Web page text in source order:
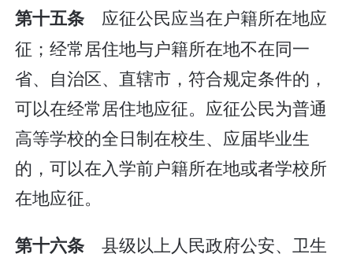
第十五条 应征公民应当在户籍所在地应
征；经常居住地与户籍所在地不在同一
省、自治区、直辖市，符合规定条件的，
可以在经常居住地应征。应征公民为普通
高等学校的全日制在校生、应届毕业生
的，可以在入学前户籍所在地或者学校所
在地应征。
第十六条 县级以上人民政府公安、卫生